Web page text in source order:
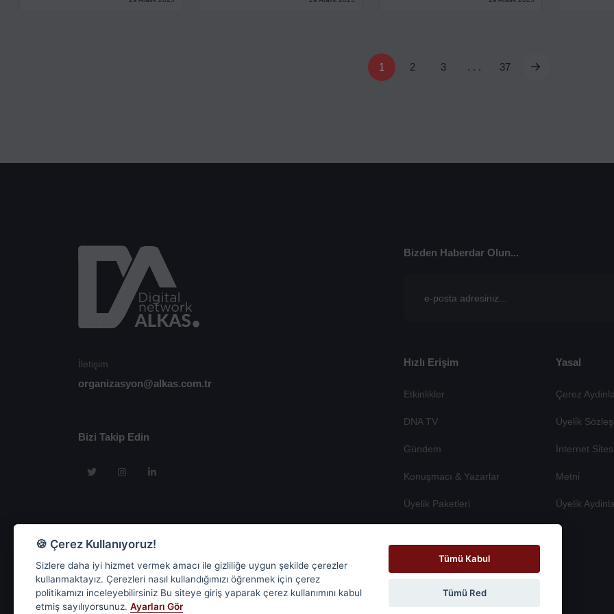
1 2 3 . . . 37
İletişim
organizasyon@alkas.com.tr
Bizi Takip Edin
Bizden Haberdar Olun...
Hızlı Erişim
Etkinlikler
DNA TV
Gündem
Konuşmacı & Yazarlar
Üyelik Paketleri
Yasal
Çerez
Üyeli̇k
İnternet
Metni̇
Üyeli̇k
🍪 Çerez Kullanıyoruz!
Sizlere daha iyi hizmet vermek amacı ile gizliliğe uygun şekilde çerezler
kullanmaktayız. Çerezleri nasıl kullandığımızı öğrenmek için çerez
politikamızı inceleyebilirsiniz Bu siteye giriş yaparak çerez kullanımını kabul
etmiş sayılıyorsunuz. Ayarları Gör
Tümü Kabul
Tümü Red